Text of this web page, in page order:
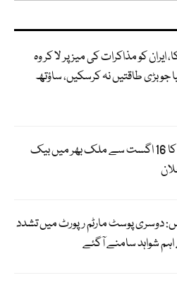
ایران کو مذاکرات کی میز پر لا کر وہ
جو بڑی طاقتیں نہ کرسکیں، ساؤتھ
جماعت اسلامی کا 16 اگست سے ملک بھر میں بیک
دوسری پوسٹ مارٹم رپورٹ میں تشدد
شواہد سامنے آگئے